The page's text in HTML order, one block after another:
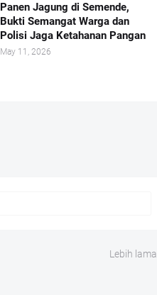
Panen Jagung di Semende,
Bukti Semangat Warga dan
Polisi Jaga Ketahanan Pangan
May 11, 2026
Lebih lama